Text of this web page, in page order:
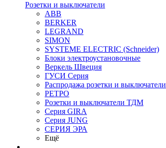
Розетки и выключатели
ABB
BERKER
LEGRAND
SIMON
SYSTEME ELECTRIC (Schneider)
Блоки электроустановочные
Веркель Швеция
ГУСИ Серия
Распродажа розетки и выключатели
РЕТРО
Розетки и выключатели ТДМ
Серия GIRA
Серия JUNG
СЕРИЯ ЭРА
Ещё